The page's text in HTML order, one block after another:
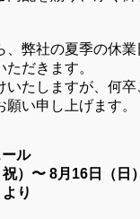
、弊社の夏季の休
だきます。
いたしますが、何
願い申し上げます。
ル
）〜 8月16日（日）
り